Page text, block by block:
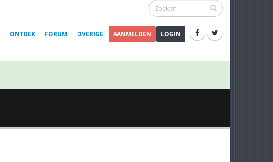
ONTDEK FORUM OVERIGE AANMELDEN LOGIN